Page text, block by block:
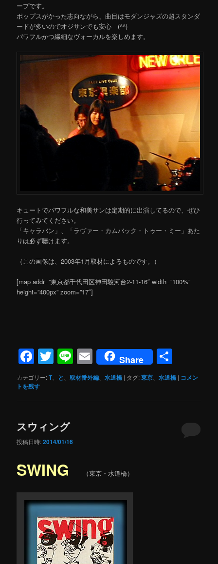
ープです。
ポップスがかった志向ながら、曲目はモダンジャズの超スタンダ
ードが多いのでオジサンでも安心 (^^)
パワフルかつ繊細なヴォーカルを楽しめます。
キュートでパワフルな和美サンは定期的に出演してるので、ぜひ
行ってみてください。
「キャラバン」、「ラヴァー・カムバック・トゥー・ミー」あた
りは必ず聴けます。
（この画像は、2003年1月取材によるものです。）
[map addr=”東京都千代田区神田駿河台2-11-16″ width=”100%”
height=”400px” zoom=”17″]
Facebook
Twitter
LineEmailShare
有
カテゴリー:T、 と 、取材番外編 、水道橋 | タグ:東京 、水道橋 | コメン
トを残す
スウィング
投稿日時:2014/01/16
SWING （東京・水道橋）